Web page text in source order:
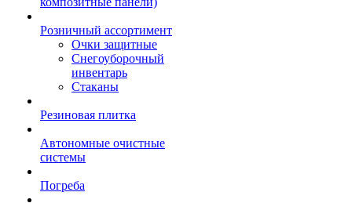
Розничный ассортимент
Очки защитные
Снегоуборочный
инвентарь
Стаканы
Резиновая плитка
Автономные очистные
системы
Погреба